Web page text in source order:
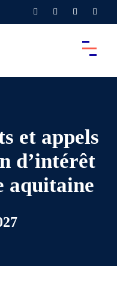
et appels
d’intérêt
aquitaine